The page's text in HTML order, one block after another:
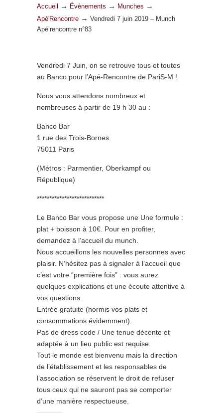
Apé’rencontre n°83
Accueil → Évènements → Munches →
Apé'Rencontre → Vendredi 7 juin 2019 – Munch
Apé’rencontre n°83
Vendredi 7 Juin, on se retrouve tous et toutes
au Banco pour l’Apé-Rencontre de PariS-M !
Nous vous attendons nombreux et
nombreuses à partir de 19 h 30 au :
Banco Bar
1 rue des Trois-Bornes
75011 Paris
(Métros : Parmentier, Oberkampf ou
République)
***************************
Le Banco Bar vous propose une Une formule :
plat + boisson à 10€. Pour en profiter,
demandez à l’accueil du munch.
Nous accueillons les nouvelles personnes avec
plaisir. N’hésitez pas à signaler à l’accueil que
c’est votre “première fois” : vous aurez
quelques explications et une écoute attentive à
vos questions.
Entrée gratuite (hormis vos plats et
consommations évidemment)..
Pas de dress code / Une tenue décente et
adaptée à un lieu public est requise.
Tout le monde est bienvenu mais la direction
de l’établissement et les responsables de
l’association se réservent le droit de refuser
tous ceux qui ne sauront pas se comporter
d’une manière respectueuse.